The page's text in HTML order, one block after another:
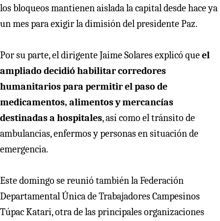
los bloqueos mantienen aislada la capital desde hace ya
un mes para exigir la dimisión del presidente Paz.
Por su parte, el dirigente Jaime Solares explicó queel
ampliado decidió habilitar corredores
humanitarios para permitir el paso de
medicamentos, alimentos y mercancías
destinadas a hospitales, así como el tránsito de
ambulancias, enfermos y personas en situación de
emergencia.
Este domingo se reunió también la Federación
Departamental Única de Trabajadores Campesinos
Túpac Katari, otra de las principales organizaciones